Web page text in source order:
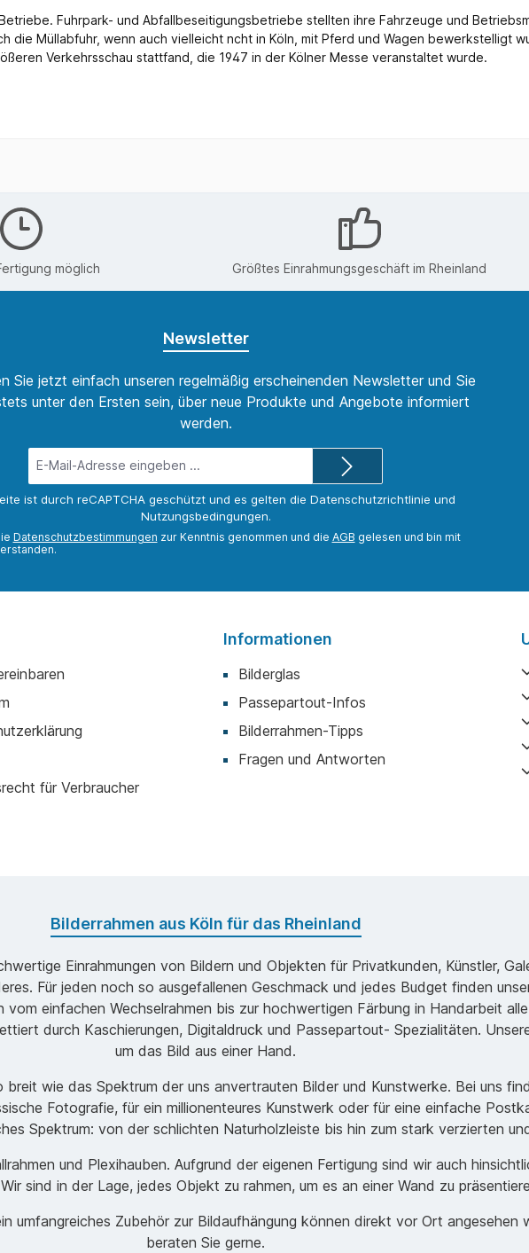
Fuhrpark- und Abfallbeseitigungsbetriebe stellten ihre Fahrzeuge und
die Müllabfuhr, wenn auch vielleicht ncht in Köln, mit Pferd und Wagen bewerkstelligt
Verkehrsschau stattfand, die 1947 in der Kölner Messe veranstaltet wurde.
möglich Größtes Einrahmungsgeschäft im Rheinland
Newsletter
Sie jetzt einfach unseren regelmäßig erscheinenden Newsletter und Sie
unter den Ersten sein, über neue Produkte und Angebote informiert
werden.
Mail-
Adresse*
ist durch reCAPTCHA geschützt und es gelten die Datenschutzrichtlinie und
Nutzungsbedingungen.
Datenschutzbestimmungen zur Kenntnis genommen und die AGB gelesen und bin mit
für Verbraucher
Informationen
Bilderglas
Passepartout-Infos
Bilderrahmen-Tipps
Fragen und Antworten
Bilderrahmen aus Köln für das Rheinland
Einrahmungen von Bildern und Objekten für Privatkunden, Künstler,
Für jeden noch so ausgefallenen Geschmack und jedes Budget finden
vom einfachen Wechselrahmen bis zur hochwertigen Färbung in Handarbeit
durch Kaschierungen, Digitaldruck und Passepartout- Spezialitäten.
um das Bild aus einer Hand.
wie das Spektrum der uns anvertrauten Bilder und Kunstwerke. Bei uns
Fotografie, für ein millionenteures Kunstwerk oder für eine einfache
Spektrum: von der schlichten Naturholzleiste bis hin zum stark verzierten
und Plexihauben. Aufgrund der eigenen Fertigung sind wir auch
sind in der Lage, jedes Objekt zu rahmen, um es an einer Wand zu
umfangreiches Zubehör zur Bildaufhängung können direkt vor Ort
beraten Sie gerne.